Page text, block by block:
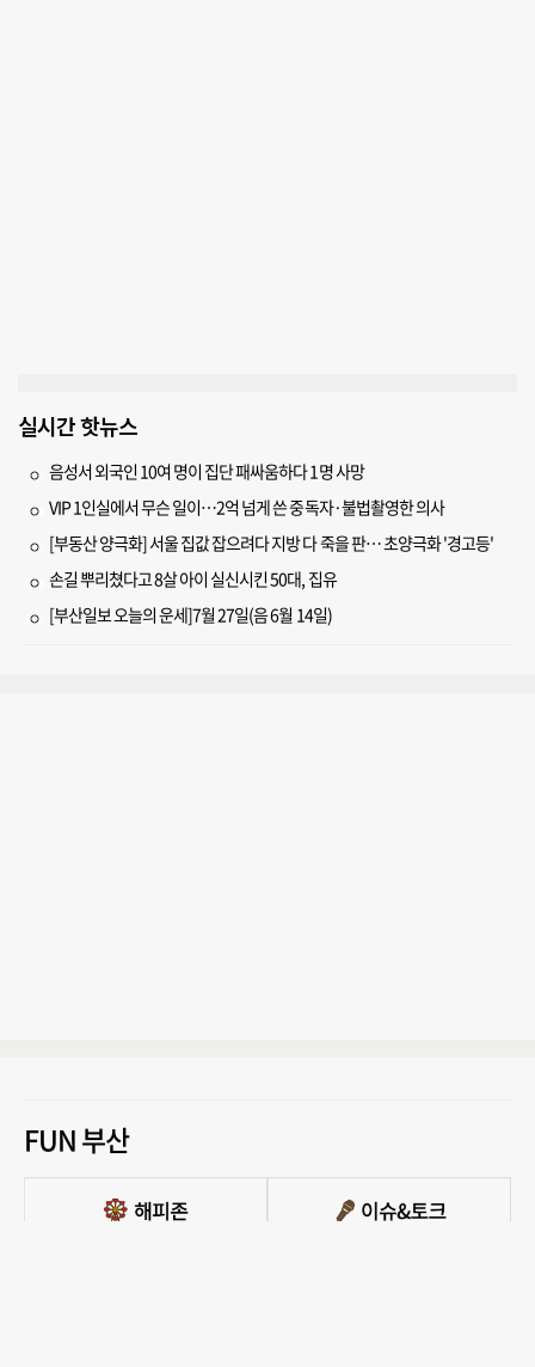
실시간 핫뉴스
음성서 외국인 10여 명이 집단 패싸움하다 1명 사망
VIP 1인실에서 무슨 일이…2억 넘게 쓴 중독자·불법촬영한 의사
[부동산 양극화] 서울 집값 잡으려다 지방 다 죽을 판… 초양극화 '경고등'
손길 뿌리쳤다고 8살 아이 실신시킨 50대, 집유
[부산일보 오늘의 운세]7월 27일(음 6월 14일)
FUN 부산